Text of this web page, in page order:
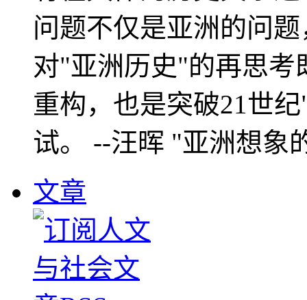
问题不仅是亚洲的问
对"亚洲历史"的再思考
重构，也是突破21世
试。 --汪晖 "亚洲想象
文章